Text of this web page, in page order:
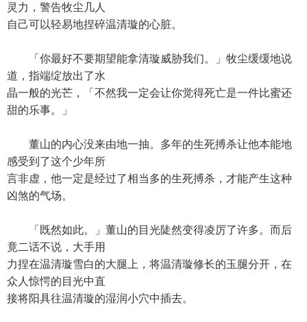
灵力，警告牧尘几人
自己可以轻易地捏碎温清璇的心脏。
「你最好不要期望能拿清璇威胁我们。」牧尘缓缓地说
道，指端绽放出了水
晶一般的光芒，「不然我一定会让你觉得死亡是一件比蜜还
甜的乐事。」
董山的内心没来由地一抽。多年的生死搏杀让他本能地
感受到了这个少年所
言非虚，他一定是经过了相当多的生死搏杀，才能产生这种
凶煞的气场。
「既然如此。」董山的目光陡然变得凌厉了许多。而后
竟二话不说，大手用
力捏在温清璇雪白的大腿上，将温清璇修长的玉腿分开，在
众人惊愕的目光中直
接将阳具往温清璇的湿润小穴中插去。